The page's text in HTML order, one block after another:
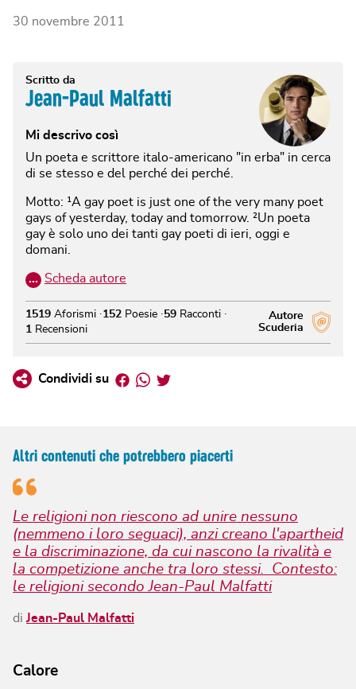
30 novembre 2011
Scritto da
Jean-Paul Malfatti
Mi descrivo così
Un poeta e scrittore italo-americano "in erba" in cerca
di se stesso e del perché dei perché.
Motto: ¹A gay poet is just one of the very many poet
gays of yesterday, today and tomorrow. ²Un poeta
gay è solo uno dei tanti gay poeti di ieri, oggi e
domani.
… Scheda autore
Autore
Scuderia
1519 Aforismi 152 Poesie 59 Racconti
1
Recensioni
Condividi su Facebook
Whatsapp
Twitter
Altri contenuti che potrebbero piacerti
Le religioni non riescono ad unire nessuno
(nemmeno i loro seguaci), anzi creano l'apartheid
e la discriminazione, da cui nascono la rivalità e
la competizione anche tra loro stessi. Contesto:
le religioni secondo Jean-Paul Malfatti
diJean-Paul Malfatti
Calore